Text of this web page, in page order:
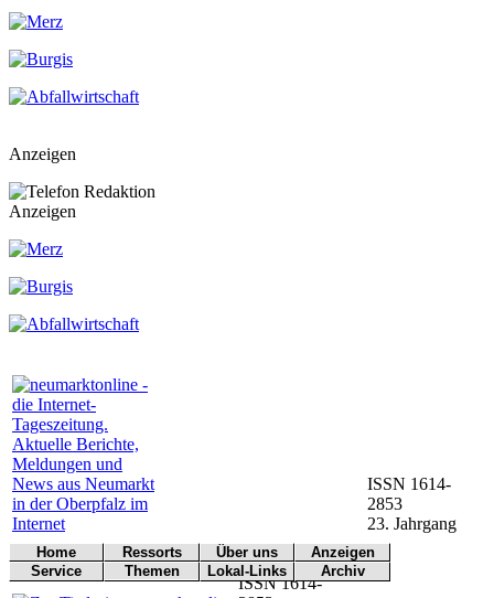
Anzeigen
Anzeigen
ISSN 1614-
2853
23. Jahrgang
Home
Titelseite
Ressorts
Politik
Über uns
Redaktion
Anzeigen
Werbung
buchen
Service
Themen
Lokal-Links
Übersicht
Archiv
ISSN 1614-